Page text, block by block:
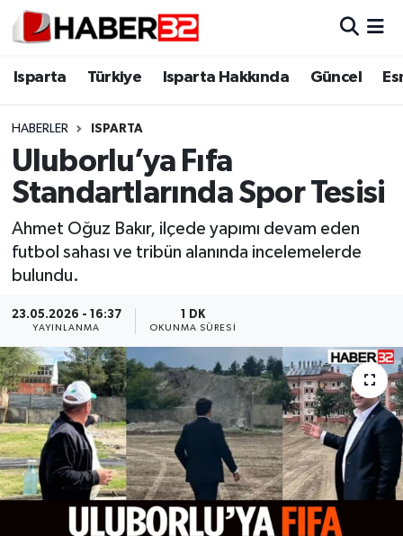
Isparta Türkiye Isparta Hakkında Güncel
HABERLER ISPARTA
Uluborlu’ya Fıfa
Standartlarında Spor Tesisi
Ahmet Oğuz Bakır, ilçede yapımı devam eden
futbol sahası ve tribün alanında incelemelerde
bulundu.
23.05.2026 - 16:37
YAYINLANMA
1 DK
OKUNMA SÜRESI
Isparta
Esnaf Diyor ki;
ASAYİŞ
BİLİM VE TEKNOLOJİ
GENEL
Güncel
HABERDE İNSAN
İlginç
KÜLTÜR SANAT
Isparta Nöbetçi Eczaneler
Isparta Trafik Yoğunluk Haritası
Süper Lig Puan Durumu ve Fikstür
Tüm Manşetler
Haber Arşivi